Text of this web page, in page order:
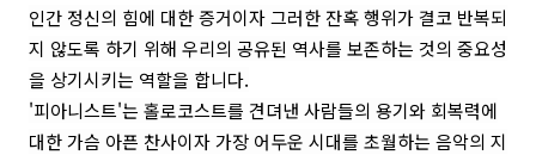
인간 정신의 힘에 대한 증거이자 그러한 잔혹 행위가 결코 반복되
지 않도록 하기 위해 우리의 공유된 역사를 보존하는 것의 중요성
을 상기시키는 역할을 합니다.
'피아니스트'는 홀로코스트를 견뎌낸 사람들의 용기와 회복력에
대한 가슴 아픈 찬사이자 가장 어두운 시대를 초월하는 음악의 지